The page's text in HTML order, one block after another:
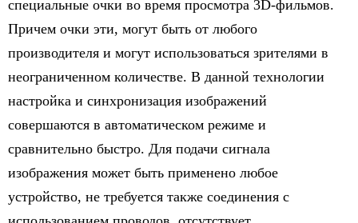
специальные очки во время просмотра 3D-фильмов.
Причем очки эти, могут быть от любого
производителя и могут использоваться зрителями в
неограниченном количестве. В данной технологии
настройка и синхронизация изображений
совершаются в автоматическом режиме и
сравнительно быстро. Для подачи сигнала
изображения может быть применено любое
устройство, не требуется также соединения с